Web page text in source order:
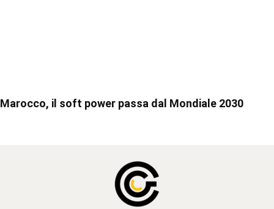
Marocco, il soft power passa dal Mondiale 2030